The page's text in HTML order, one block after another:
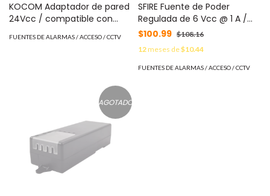
KOCOM Adaptador de pared
24Vcc / compatible con
M1
FUENTES DE ALARMAS / ACCESO / CCTV
SFIRE Fuente de Poder
Regulada de 6 Vcc @ 1 A /
Voltaje de Entrada de 100-
240 Vca / Para Usos
Múltiples / Video Vigilancia,
Acceso, Asistencia, Alarmas,
$100.99 $108.16
12meses de$10.44
FUENTES DE ALARMAS / ACCESO / CCTV
AGOTADO